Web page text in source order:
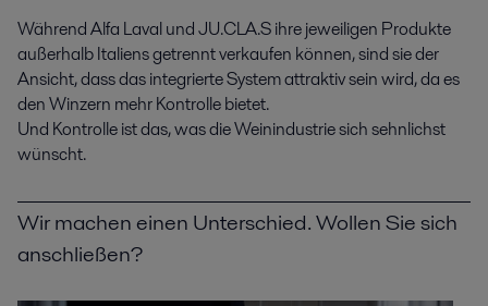
Während Alfa Laval und JU.CLA.S ihre jeweiligen Produkte
außerhalb Italiens getrennt verkaufen können, sind sie der
Ansicht, dass das integrierte System attraktiv sein wird, da es
den Winzern mehr Kontrolle bietet.
Und Kontrolle ist das, was die Weinindustrie sich sehnlichst
wünscht.
Wir machen einen Unterschied. Wollen Sie sich
anschließen?